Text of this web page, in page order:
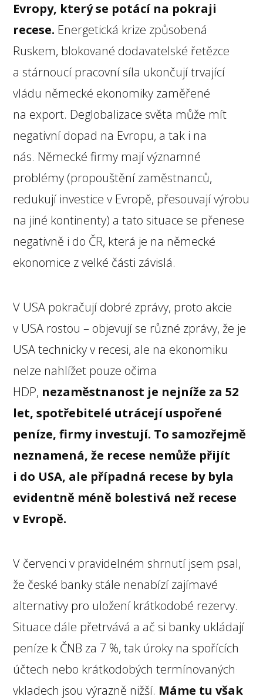
Evropy, který se potácí na pokraji
recese. Energetická krize způsobená
Ruskem, blokované dodavatelské řetězce
a stárnoucí pracovní síla ukončují trvající
vládu německé ekonomiky zaměřené
na export. Deglobalizace světa může mít
negativní dopad na Evropu, a tak i na
nás. Německé firmy mají významné
problémy (propouštění zaměstnanců,
redukují investice v Evropě, přesouvají výrobu
na jiné kontinenty) a tato situace se přenese
negativně i do ČR, která je na německé
ekonomice z velké části závislá.
V USA pokračují dobré zprávy, proto akcie
v USA rostou – objevují se různé zprávy, že je
USA technicky v recesi, ale na ekonomiku
nelze nahlížet pouze očima
HDP, nezaměstnanost je nejníže za 52
let, spotřebitelé utrácejí uspořené
peníze, firmy investují. To samozřejmě
neznamená, že recese nemůže přijít
i do USA, ale případná recese by byla
evidentně méně bolestivá než recese
v Evropě.
V červenci v pravidelném shrnutí jsem psal,
že české banky stále nenabízí zajímavé
alternativy pro uložení krátkodobé rezervy.
Situace dále přetrvává a ač si banky ukládají
peníze k ČNB za 7 %, tak úroky na spořících
účtech nebo krátkodobých termínovaných
vkladech jsou výrazně nižší. Máme tu však